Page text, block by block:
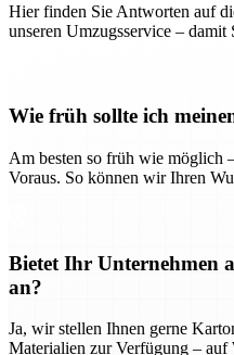
Hier finden Sie Antworten auf
unseren Umzugsservice – damit
Wie früh sollte ich
Am besten so früh wie möglich
Voraus. So können wir Ihren
Bietet Ihr Unternehmen
an?
Ja, wir stellen Ihnen gerne
Materialien zur Verfügung –